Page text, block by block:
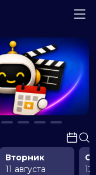
Вторник
11 августа
12